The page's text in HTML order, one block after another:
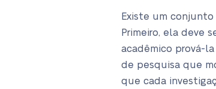
Existe um
Primeiro, ela deve
acadêmico prová-
de pesquisa que
que cada